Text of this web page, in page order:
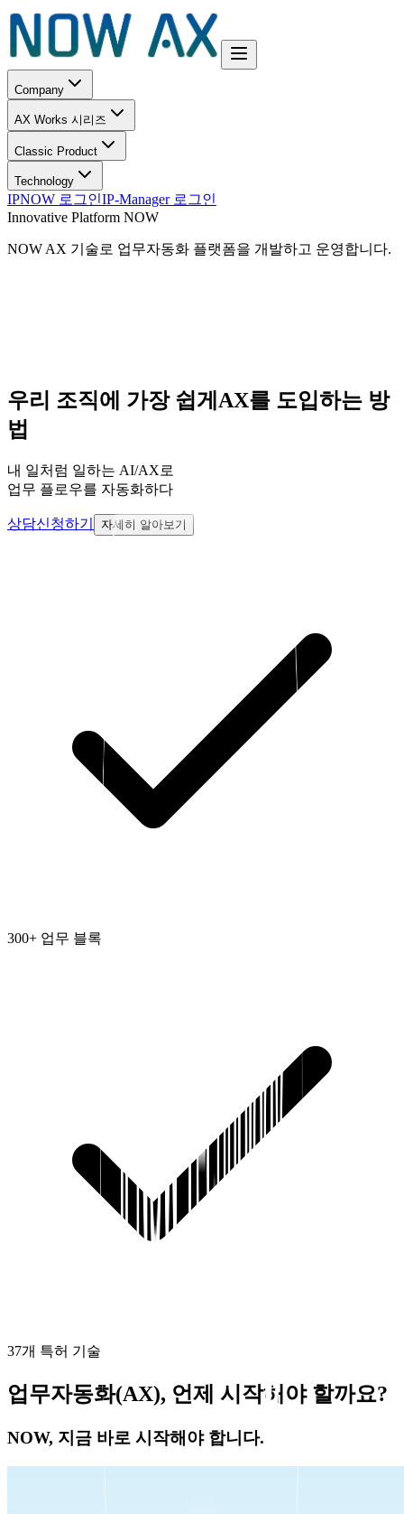
Company
AX Works 시리즈
Classic Product
Technology
IPNOW 로그인IP-Manager 로그인
Innovative Platform NOW
NOW AX 기술로 업무자동화 플랫폼을 개발하고 운영합니다.
우리 조직에 가장 쉽게 AX를 도입하는 방
법
내 일처럼 일하는 AI/AX로
업무 플로우를 자동화하다
상담신청하기 자세히 알아보기
300+ 업무 블록
37개 특허 기술
업무자동화(AX), 언제 시작해야 할까요?
NOW, 지금 바로 시작해야 합니다.